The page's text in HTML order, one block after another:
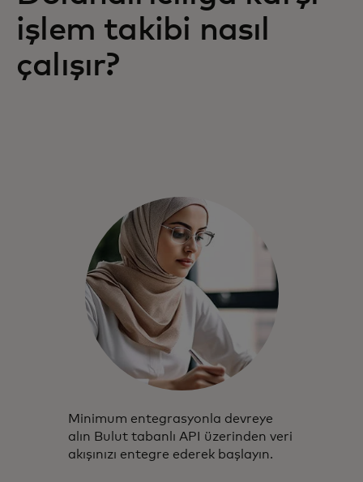
işlem takibi nasıl
çalışır?
Minimum entegrasyonla devreye
alın Bulut tabanlı API üzerinden veri
akışınızı entegre ederek başlayın.